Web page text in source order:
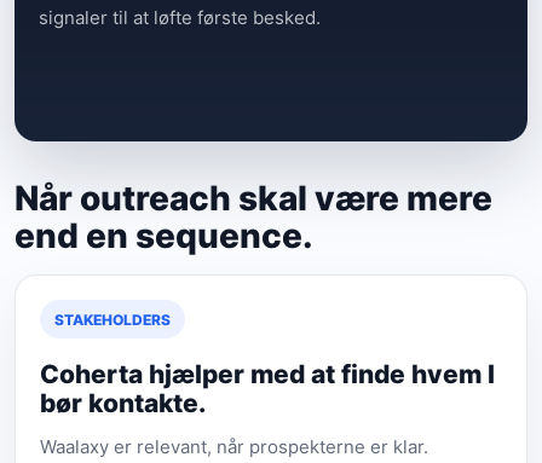
signaler til at løfte første besked.
Når outreach skal være mere
end en sequence.
STAKEHOLDERS
Coherta hjælper med at finde hvem I
bør kontakte.
Waalaxy er relevant, når prospekterne er klar.